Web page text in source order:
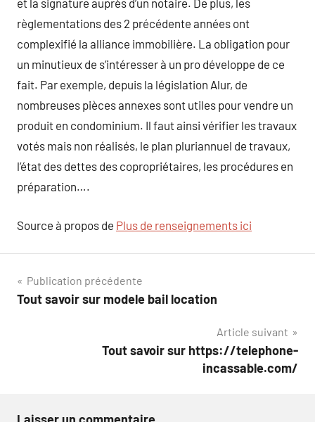
et la signature auprès d’un notaire. De plus, les
règlementations des 2 précédente années ont
complexifié la alliance immobilière. La obligation pour
un minutieux de s’intéresser à un pro développe de ce
fait. Par exemple, depuis la législation Alur, de
nombreuses pièces annexes sont utiles pour vendre un
produit en condominium. Il faut ainsi vérifier les travaux
votés mais non réalisés, le plan pluriannuel de travaux,
l’état des dettes des copropriétaires, les procédures en
préparation….
Source à propos de Plus de renseignements ici
Navigation
de
Publication précédente
Tout savoir sur modele bail location
Article suivant
Tout savoir sur https://telephone-
incassable.com/